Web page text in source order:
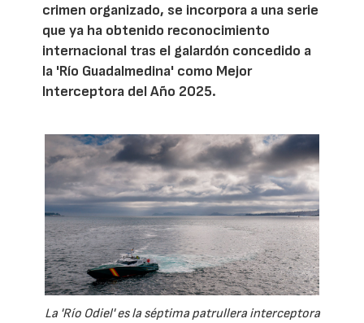
crimen organizado, se incorpora a una serie
que ya ha obtenido reconocimiento
internacional tras el galardón concedido a
la 'Río Guadalmedina' como Mejor
Interceptora del Año 2025.
La 'Río Odiel' es la séptima patrullera interceptora